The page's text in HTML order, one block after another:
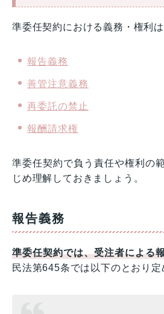
準委任契約における義務・権利
報告義務
善管注意義務
再委託の禁止
報酬請求権
準委任契約で負う責任や権利の
じめ理解しておきましょう。
報告義務
準委任契約では、受注者による
民法第645条では以下のとおり定